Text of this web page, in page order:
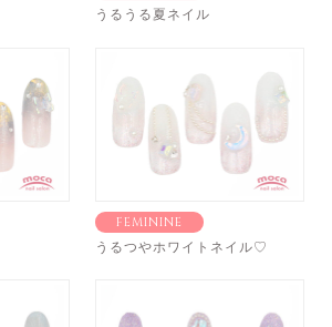
うるうる夏ネイル
FEMININE
うるつやホワイトネイル♡